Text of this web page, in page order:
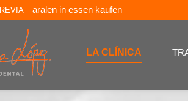
aralen in essen kaufen
LA CLÍNICA